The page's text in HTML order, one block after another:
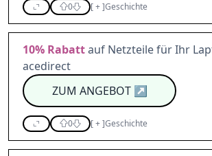
0 [+]Geschichte
10% Rabattauf Netzteile für Ihr
acedirect
ZUM ANGEBOT↗
0 [+]Geschichte